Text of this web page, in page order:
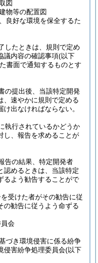
図
物等の配置図
良好な環境を保全するた
したときは、規則で定め
議内容の確認事項(以下
書面で通知するものとす
の提出後、当該特定開発
、速やかに規則で定める
出なければならない。
執行されているかどうか
し、報告を求めることが
告の結果、特定開発者
認めるときは、当該特定
るよう勧告することがで
受けた者がその勧告に従
の勧告に従うよう命ずる
会
づき環境侵害に係る紛争
侵害紛争処理委員会(以下